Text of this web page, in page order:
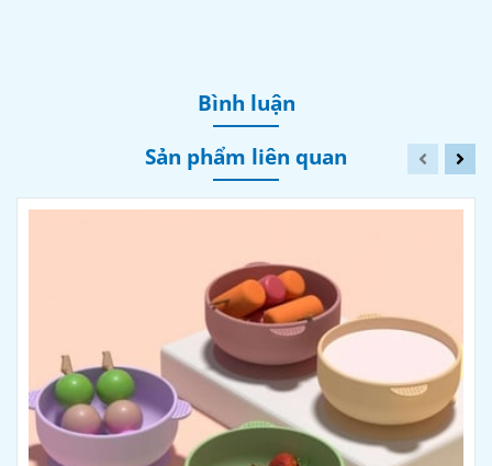
Bình luận
Sản phẩm liên quan